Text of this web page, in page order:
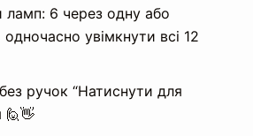
ламп: 6 через одну або
увімкнути всі 12
ручок “Натиснути для
🙋👋